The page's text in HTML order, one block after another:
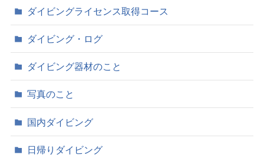
ダイビングライセンス取得コース
ダイビング・ログ
ダイビング器材のこと
写真のこと
国内ダイビング
日帰りダイビング